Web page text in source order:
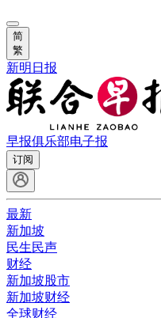
简
繁
新明日报
早报俱乐部电子报
订阅
最新
新加坡
民生民声
财经
新加坡股市
新加坡财经
全球财经